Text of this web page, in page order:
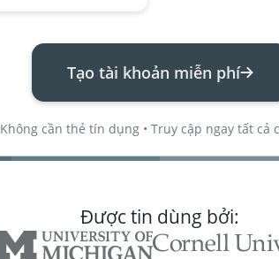
Tạo tài khoản miễn phí
Không cần thẻ tín dụng • Truy cập ngay tất cả
Được tin dùng bởi: